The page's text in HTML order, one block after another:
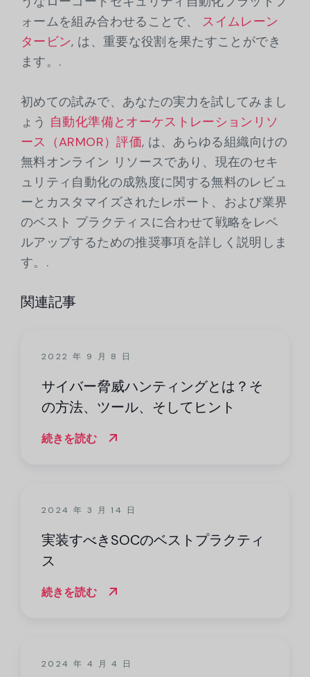
ォームを組み合わせることで、 スイムレーン
タービン, は、重要な役割を果たすことができ
ます。.
初めての試みで、あなたの実力を試してみまし
ょう 自動化準備とオーケストレーションリソ
ース（ARMOR）評価, は、あらゆる組織向けの
無料オンライン リソースであり、現在のセキ
ュリティ自動化の成熟度に関する無料のレビュ
ーとカスタマイズされたレポート、および業界
のベスト プラクティスに合わせて戦略をレベ
ルアップするための推奨事項を詳しく説明しま
す。.
関連記事
2022 年 9 月 8 日
サイバー脅威ハンティングとは？そ
の方法、ツール、そしてヒント
続きを読む
2024 年 3 月 14 日
実装すべきSOCのベストプラクティ
ス
続きを読む
2024 年 4 月 4 日